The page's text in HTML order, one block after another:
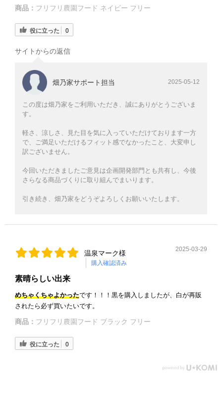
商品： フリフリ農園フード ネイビー フリー
役に立った 0
サイトからの返信
畑乃家サポート担当 2025-05-12
この度は畑乃家をご利用いただき、誠にありがとうございま
す。
軽さ、涼しさ、見た目を気に入っていただけております一方
で、ご満足いただけるフィット感でなかったこと、大変申し
訳ございません。
今回いただきましたご意見は企画開発部門とも共有し、今後
さらなる商品づくりに取り組んでまいります。
引き続き、畑乃家をどうぞよろしくお願いいたします。
温泉マーク様
購入確認済み
2025-03-29
素晴らしい出来
めちゃくちゃよかったです！！！黒を購入しましたが、白が再販
されたら必ず買いたいです。
商品： フリフリ農園フード ブラック フリー
役に立った 0